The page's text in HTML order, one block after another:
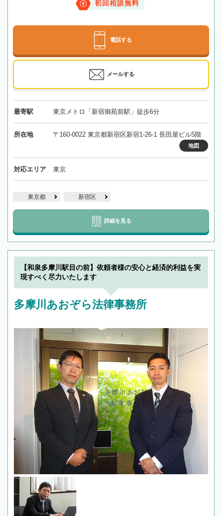
初回相談無料
電話する
メールする
最寄駅 東京メトロ「新宿御苑前駅」徒歩6分
所在地 〒160-0022 東京都新宿区新宿1-26-1 長田屋ビル5階
地図
対応エリア 東京
東京都 新宿区
詳細を見る
【和泉多摩川駅目の前】依頼者様の安心と経済的利益を実
現すべく尽力いたします
多摩川あおぞら法律事務所